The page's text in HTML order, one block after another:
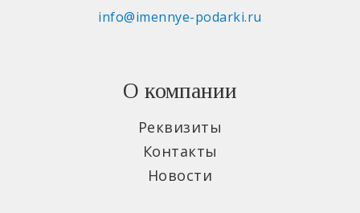
info@imennye-podarki.ru
О компании
Реквизиты
Контакты
Новости